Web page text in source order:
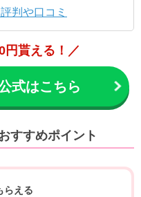
判や口コミ
円貰える！／
式はこちら
すすめポイント
らえる